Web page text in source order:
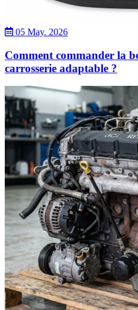
05 May. 2026
Comment commander la
carrosserie adaptable ?